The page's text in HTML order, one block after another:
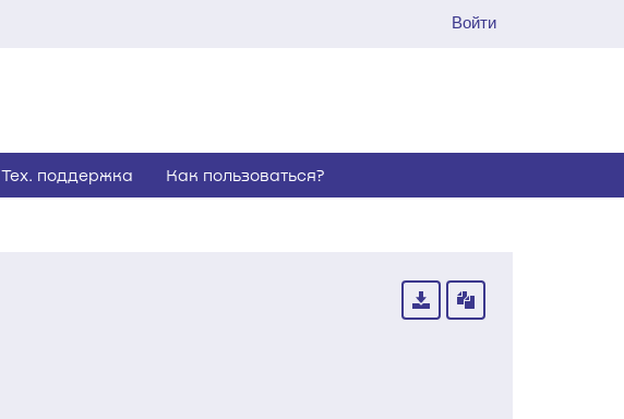
Войти
Тех. поддержка Как пользоваться?